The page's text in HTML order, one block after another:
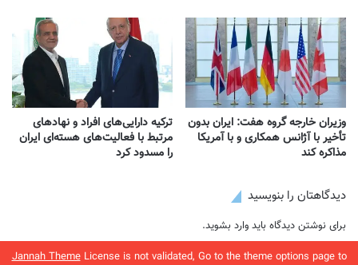
Jannah ThemeLicense is not validated, Go to the theme options page to
وزیران خارجه گروه هفت: ایران بدون
تأخیر با آژانس همکاری و با آمریکا
مذاکره کند
ترکیه دارایی‌های افراد و نهادهای
مرتبط با فعالیت‌های هسته‌ای ایران
را مسدود کرد
دیدگاهتان را بنویسید
برای نوشتن دیدگاه باید وارد بشوید.